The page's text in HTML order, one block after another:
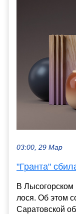
03:00, 29 Мар
"Гранта"
В Лысогорском
лося. Об этом
Саратовской